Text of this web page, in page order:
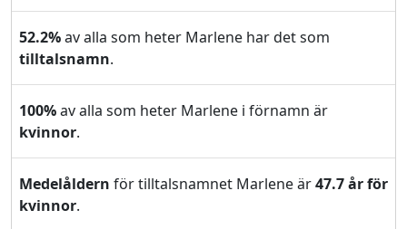
52.2%av alla som heter Marlene har det som
tilltalsnamn.
100%av alla som heter Marlene i förnamn är
kvinnor.
Medelåldern för tilltalsnamnet Marlene är47.7 år för
kvinnor.